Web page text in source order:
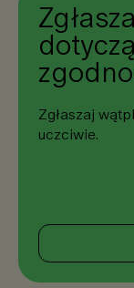
Zgłaszaj
uczciwie.